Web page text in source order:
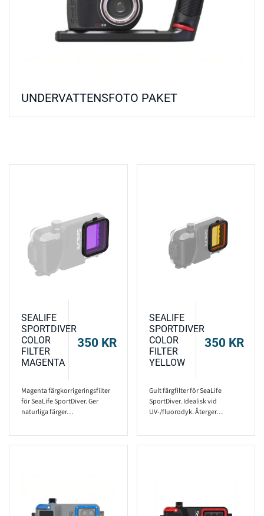
UNDERVATTENSFOTO PAKET
SEALIFE
SPORTDIVER
COLOR
FILTER
MAGENTA
350 KR
Magenta färgkorrigeringsfilter
för SeaLife SportDiver. Ger
naturliga färger…
SEALIFE
SPORTDIVER
COLOR
FILTER
YELLOW
350 KR
Gult färgfilter för SeaLife
SportDiver. Idealisk vid
UV-/fluorodyk. Återger…